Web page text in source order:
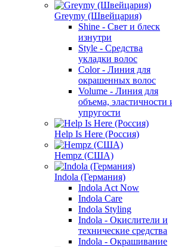
Greymy (Швейцария)
Shine - Свет и блеск
изнутри
Style - Средства
укладки волос
Color - Линия для
окрашенных волос
Volume - Линия для
объема, эластичности
упругости
Help Is Here (Россия)
Hempz (США)
Indola (Германия)
Indola Act Now
Indola Care
Indola Styling
Indola - Окислители и
технические средства
Indola - Окрашивание